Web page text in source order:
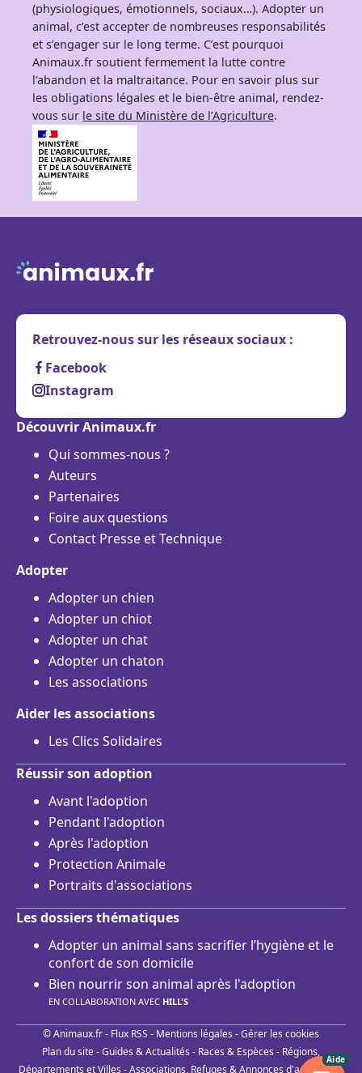
(physiologiques, émotionnels, sociaux…). Adopter un
animal, c’est accepter de nombreuses responsabilités
et s’engager sur le long terme. C’est pourquoi
Animaux.fr soutient fermement la lutte contre
l’abandon et la maltraitance. Pour en savoir plus sur
les obligations légales et le bien-être animal, rendez-
vous sur le site du Ministère de l’Agriculture.
Retrouvez-nous sur les réseaux sociaux :
Facebook
Instagram
Découvrir Animaux.fr
Qui sommes-nous ?
Auteurs
Partenaires
Foire aux questions
Contact Presse et Technique
Adopter
Adopter un chien
Adopter un chiot
Adopter un chat
Adopter un chaton
Les associations
Aider les associations
Les Clics Solidaires
Réussir son adoption
Avant l'adoption
Pendant l'adoption
Après l'adoption
Protection Animale
Portraits d'associations
Les dossiers thématiques
Adopter un animal sans sacrifier l’hygiène et le
confort de son domicile
Bien nourrir son animal après l'adoption
EN COLLABORATION AVEC HILL'S
© Animaux.fr - Flux RSS - Mentions légales -Gérer les cookies
Plan du site-Guides & Actualités - Races & Espèces - Régions,
Départements et Villes -Associations, Refuges & Annonces d'adoptions-
Aide